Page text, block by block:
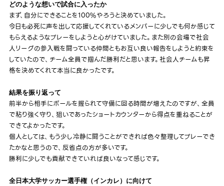
どのような想いで試合に入ったか
まず、自分にできることを100%やろうと決めていました。
今日も必死に声を出して応援してくれているメンバーに少しでも何か感じて
もらえるようなプレーをしようと心がけていました。また別の会場で社会
人リーグの参入戦を闘っている仲間ともお互い良い報告をしようと約束を
していたので、チーム全員で掴んだ勝利だと思います。社会人チームも昇
格を決めてくれて本当に良かったです。
結果を振り返って
前半から相手にボールを握られて守備に回る時間が増えたのですが、全員
で粘り強く守り、狙いであったショートカウンターから得点を重ねることが
できてよかったです。
個人としては、もう少し冷静に闘うことができれば色々整理してプレーでき
たかなと思うので、反省点の方が多いです。
勝利に少しでも貢献できていれば良いなって感じです。
全日本大学サッカー選手権（インカレ）に向けて